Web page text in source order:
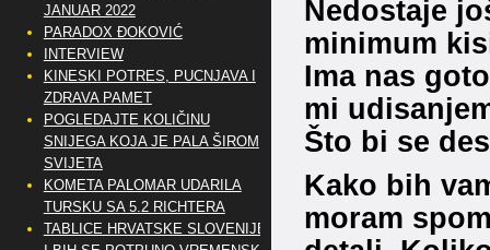
Nedostaje
minimum
Ima nas
mi
Što bi se
Kako bih
moram
JANUAR 2022
PARADOX ĐOKOVIĆ
INTERVIEW
KINESKI POTRES, PUCNJAVA I
ZDRAVA PAMET
POGLEDAJTE KOLIČINU
SNIJEGA KOJA JE PALA ŠIROM
SVIJETA
KOMETA PALOMAR UDARILA
TURSKU SA 5.2 RICHTERA
TABLICE HRVATSKE SLOVENIJE